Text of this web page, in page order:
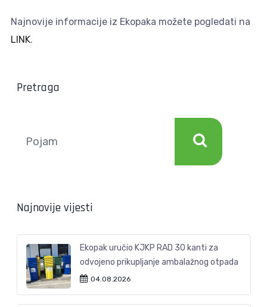
Najnovije informacije iz Ekopaka možete pogledati na
LINK.
Pretraga
Najnovije vijesti
Ekopak uručio KJKP RAD 30 kanti za
odvojeno prikupljanje ambalažnog otpada
04.08.2026